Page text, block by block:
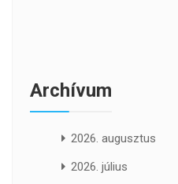
Archívum
2026. augusztus
2026. július